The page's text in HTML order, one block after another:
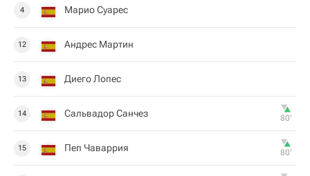
4 Марио Суарес
12 Андрес Мартин
13 Диего Лопес
14 Сальвадор Санчез 80‎’‎
15 Пеп Чаваррия 80‎’‎